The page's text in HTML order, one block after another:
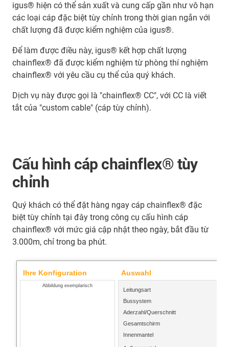
igus® hiện có thể sản xuất và cung cấp gần như vô hạn
các loại cáp đặc biệt tùy chỉnh trong thời gian ngắn với
chất lượng đã được kiểm nghiệm của igus®.
Để làm được điều này, igus® kết hợp chất lượng
chainflex® đã được kiểm nghiệm từ phòng thí nghiệm
chainflex® với yêu cầu cụ thể của quý khách.
Dịch vụ này được gọi là "chainflex® CC", với CC là viết
tắt của "custom cable" (cáp tùy chỉnh).
Cấu hình cáp chainflex® tùy
chỉnh
Quý khách có thể đặt hàng ngay cáp chainflex® đặc
biệt tùy chỉnh tại đây trong công cụ cấu hình cáp
chainflex® với mức giá cập nhật theo ngày, bắt đầu từ
3.000m, chỉ trong ba phút.